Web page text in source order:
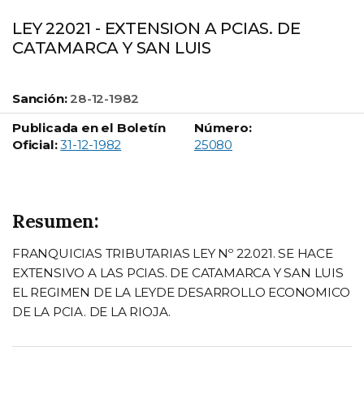
LEY 22021 - EXTENSION A PCIAS. DE
CATAMARCA Y SAN LUIS
Sanción: 28-12-1982
Publicada en el Boletín
Oficial: 31-12-1982
Número:
Boletín Oficial número:
25080
Resumen:
FRANQUICIAS TRIBUTARIAS LEY Nº 22.021. SE HACE
EXTENSIVO A LAS PCIAS. DE CATAMARCA Y SAN LUIS
EL REGIMEN DE LA LEYDE DESARROLLO ECONOMICO
DE LA PCIA. DE LA RIOJA.